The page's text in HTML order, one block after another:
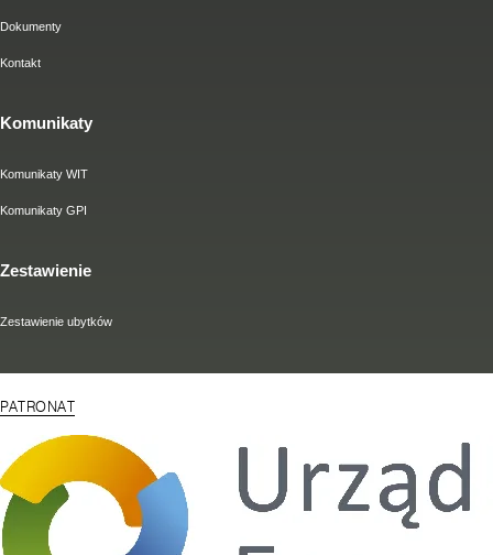
Dokumenty
Kontakt
Komunikaty
Komunikaty WIT
Komunikaty GPI
Zestawienie
Zestawienie ubytków
PATRONAT